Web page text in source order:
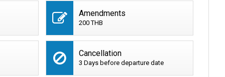
Amendments
200 THB
Cancellation
3 Days before departure date